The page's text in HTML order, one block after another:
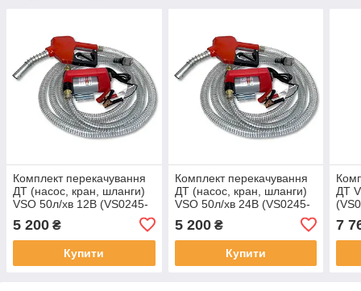
Комплект перекачування
ДТ (насос, кран, шланги)
VSO 50л/хв 12В (VS0245-
5 200 ₴
Купити
Комплект перекачування
ДТ (насос, кран, шланги)
VSO 50л/хв 24В (VS0245-
5 200₴
Купити
ДТ
7